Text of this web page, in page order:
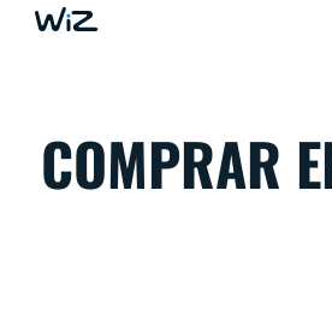
COMPRAR